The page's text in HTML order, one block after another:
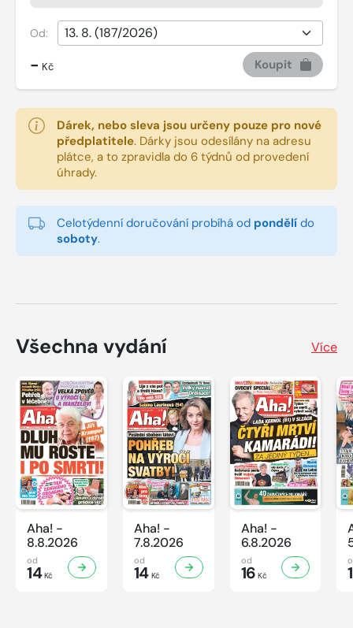
Od:
- Kč Koupit
Dárek, nebo sleva jsou určeny pouze pro nové
předplatitele. Dárky jsou odesílány na adresu
plátce, a to zpravidla do 6 týdnů od provedení
úhrady.
Celotýdenní doručování probíhá od pondělí do
soboty.
Všechna vydání Více
Aha! -
8.8.2026
od
14Kč
Aha! -
7.8.2026
od
14Kč
Aha! -
6.8.2026
od
16 Kč